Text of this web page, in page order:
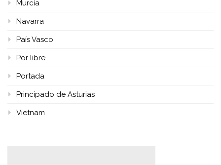
Murcia
Navarra
País Vasco
Por libre
Portada
Principado de Asturias
Vietnam